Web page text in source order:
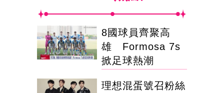
8國球員齊聚高
雄 Formosa 7s
掀足球熱潮
理想混蛋號召粉絲